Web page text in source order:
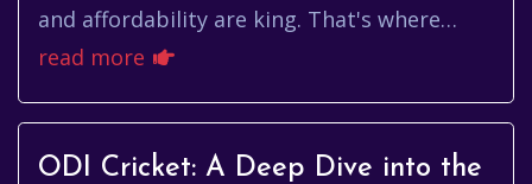
and affordability are king. That's where
meesho online shopping comes in, offering
read more
ODI Cricket: A Deep Dive into the